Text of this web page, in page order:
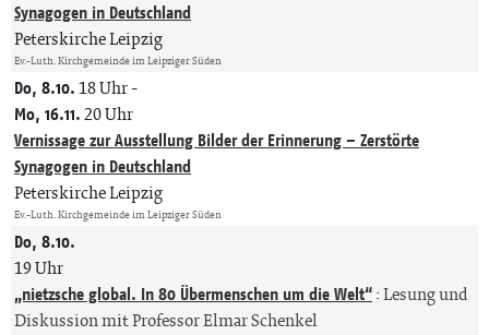
Synagogen in Deutschland
Peterskirche Leipzig
Ev.-Luth. Kirchgemeinde im Leipziger Süden
Do, 8.10.18 Uhr-
Mo, 16.11.20 Uhr
Vernissage zur Ausstellung Bilder der Erinnerung – Zerstörte
Synagogen in Deutschland
Peterskirche Leipzig
Ev.-Luth. Kirchgemeinde im Leipziger Süden
Do, 8.10.
19 Uhr
„nietzsche global. In 80 Übermenschen um die Welt“:Lesung und
Diskussion mit Professor Elmar Schenkel